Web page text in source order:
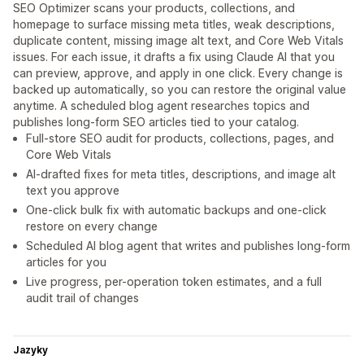
SEO Optimizer scans your products, collections, and
homepage to surface missing meta titles, weak descriptions,
duplicate content, missing image alt text, and Core Web Vitals
issues. For each issue, it drafts a fix using Claude AI that you
can preview, approve, and apply in one click. Every change is
backed up automatically, so you can restore the original value
anytime. A scheduled blog agent researches topics and
publishes long-form SEO articles tied to your catalog.
Full-store SEO audit for products, collections, pages, and
Core Web Vitals
AI-drafted fixes for meta titles, descriptions, and image alt
text you approve
One-click bulk fix with automatic backups and one-click
restore on every change
Scheduled AI blog agent that writes and publishes long-form
articles for you
Live progress, per-operation token estimates, and a full
audit trail of changes
Jazyky